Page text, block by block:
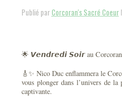
Publié parCorcoran's Sacré Coeur
🌟 𝙑𝙚𝙣𝙙𝙧𝙚𝙙𝙞 𝙎𝙤𝙞𝙧 au
🎸✨ Nico Duc enflammera le
vous plonger dans l’univers de
captivante.